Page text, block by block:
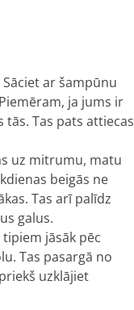
ar šampūnu
ja jums ir
Tas pats attiecas
uz mitrumu, matu
beigās ne
Tas arī palīdz
galus.
jāsāk pēc
Tas pasargā no
uzklājiet